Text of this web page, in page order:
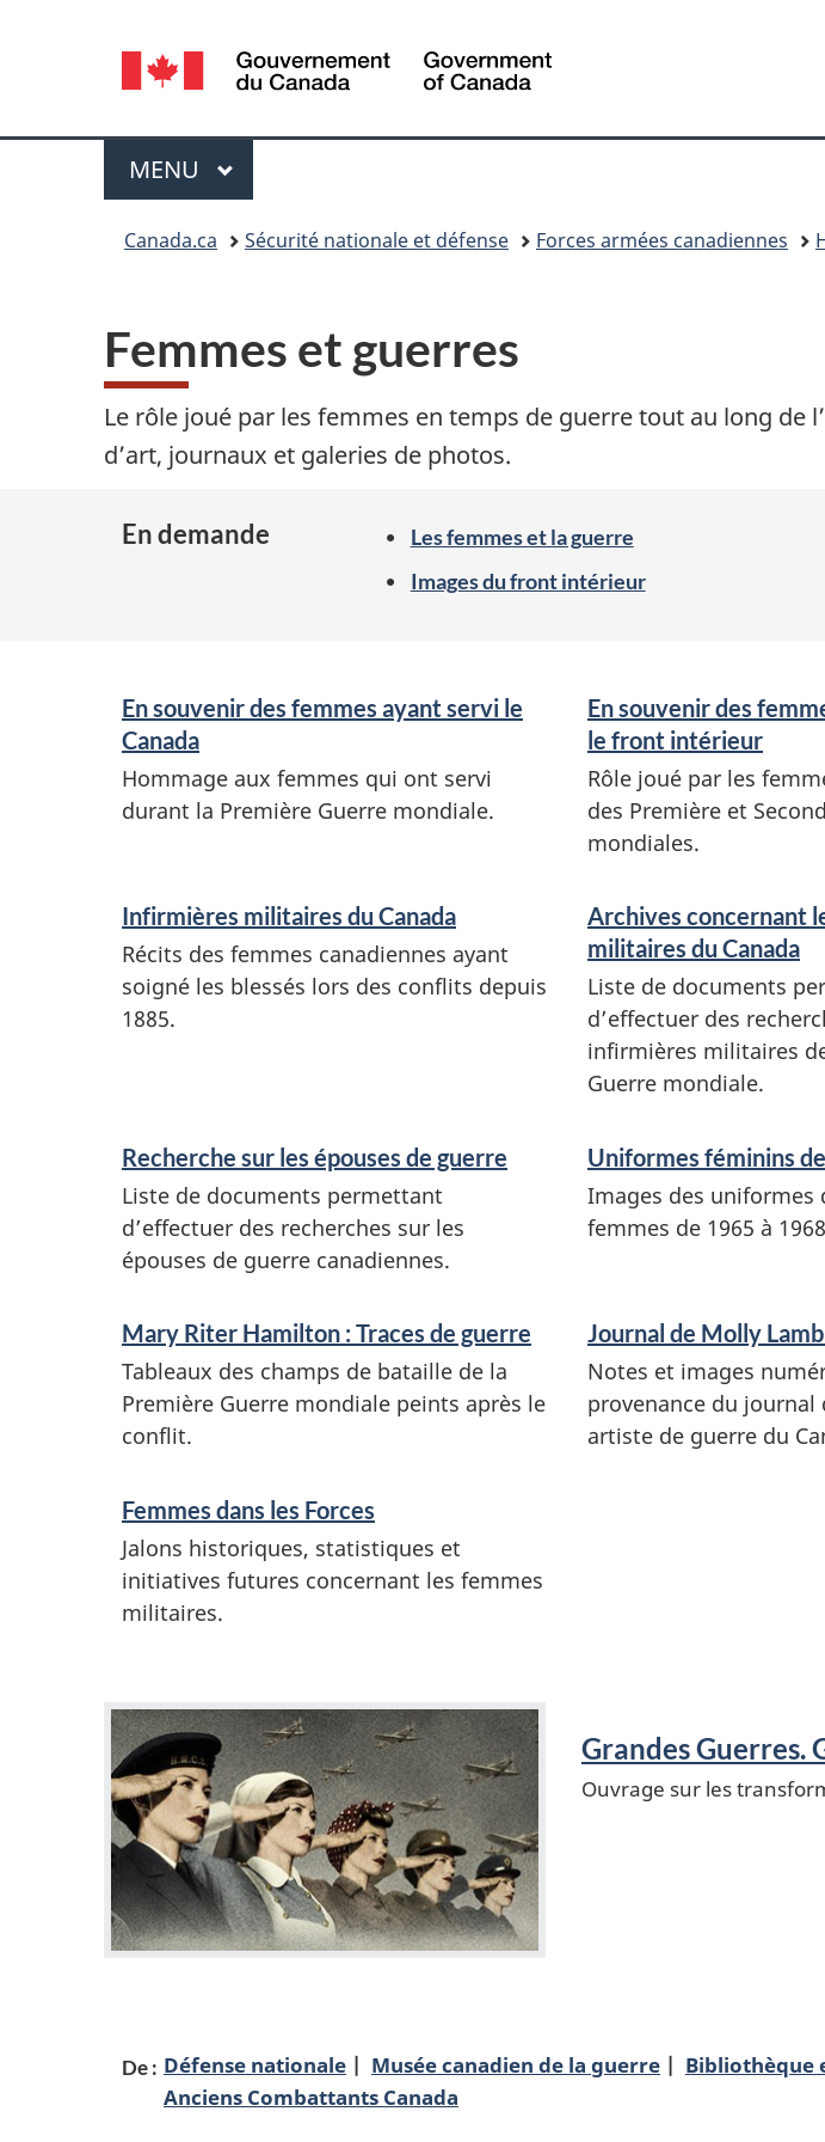
Sélection
de
la
langue
Canada
Menu
MENU PRINCIPAL
Canada.ca Sécurité nationale et défense Forces armées canadiennes
Femmes et guerres
Le rôle joué par les femmes en temps de guerre tout au long
d’art, journaux et galeries de photos.
En demande
Les femmes et la guerre
Images du front intérieur
e
r
v
e
s
a
i
n
f
o
m
a
t
o
n
En souvenir des femmes ayant servi le
Canada
Hommage aux femmes qui ont servi
durant la Première Guerre mondiale.
En souvenir des
le front intérieur
Rôle joué par les
des Première et
mondiales.
Infirmières militaires du Canada
Récits des femmes canadiennes ayant
soigné les blessés lors des conflits depuis
1885.
Archives concernant
militaires du Canada
Liste de documents
d’effectuer des
infirmières militaires
Guerre mondiale.
Recherche sur les épouses de guerre
Liste de documents permettant
d’effectuer des recherches sur les
épouses de guerre canadiennes.
Uniformes féminins
Images des uniformes
femmes de 1965 à
Mary Riter Hamilton : Traces de guerre
Tableaux des champs de bataille de la
Première Guerre mondiale peints après le
conflit.
Journal de Molly
Notes et images
provenance du journal
artiste de guerre du
Femmes dans les Forces
Jalons historiques, statistiques et
initiatives futures concernant les femmes
militaires.
E
n
v
e
d
Grandes Guerres.
Ouvrage sur les
De : Défense nationale Musée canadien de la guerre Bibliothèque
Anciens Combattants Canada